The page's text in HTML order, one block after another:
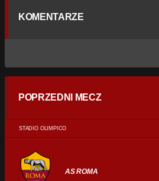
KOMENTARZE
POPRZEDNI MECZ
STADIO OLIMPICO
AS ROMA